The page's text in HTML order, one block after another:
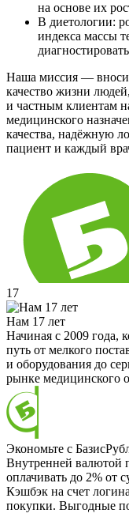
на основе их
В диетологии:
индекса массы
Наша миссия —
качество жизни
и частным клиентам
медицинского
качества, надёжную
пациент и каждый
17
Нам 17 лет
Начиная с 2009 года,
путь от мелкого
и оборудования до
рынке медицинского
Экономьте с
Внутренней валютой
оплачивать до 2% от
Кэшбэк на счет
покупки. Выгодные